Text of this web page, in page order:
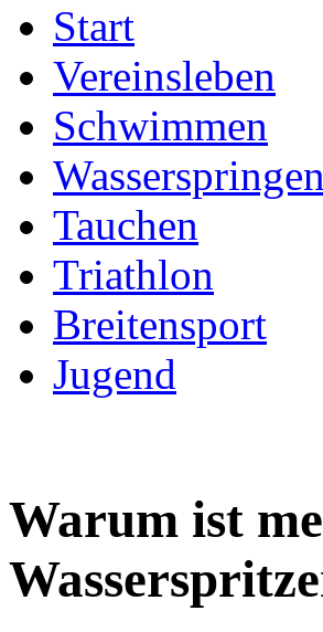
Start
Vereinsleben
Schwimmen
Wasserspringen
Tauchen
Triathlon
Breitensport
Jugend
Warum ist